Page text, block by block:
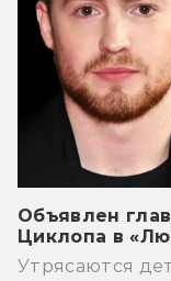
Объявлен
Циклопа в
Утрясаются